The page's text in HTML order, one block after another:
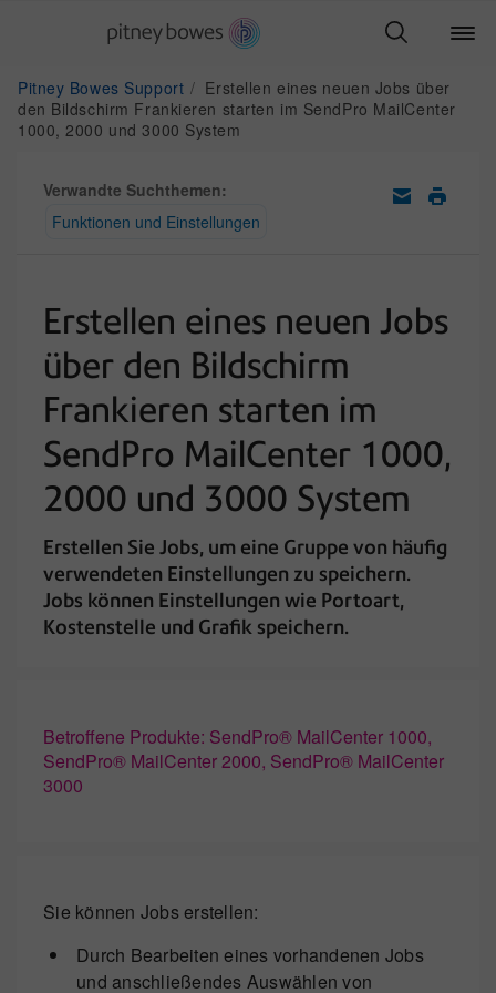
Pitney Bowes Support
Erstellen eines neuen Jobs über
den Bildschirm Frankieren starten im SendPro MailCenter
1000, 2000 und 3000 System
Verwandte Suchthemen:
Funktionen und Einstellungen
Erstellen eines neuen Jobs
über den Bildschirm
Frankieren starten im
SendPro MailCenter 1000,
2000 und 3000 System
Erstellen Sie Jobs, um eine Gruppe von häufig
verwendeten Einstellungen zu speichern.
Jobs können Einstellungen wie Portoart,
Kostenstelle und Grafik speichern.
Betroffene Produkte: SendPro® MailCenter 1000,
SendPro® MailCenter 2000, SendPro® MailCenter
3000
Sie können Jobs erstellen:
Durch Bearbeiten eines vorhandenen Jobs
und anschließendes Auswählen von